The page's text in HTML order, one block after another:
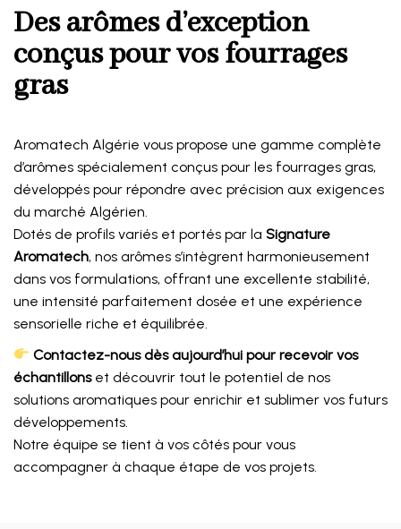
Des arômes d’exception
conçus pour vos fourrages
gras
Aromatech Algérie vous propose une gamme complète
d’arômes spécialement conçus pour les fourrages gras,
développés pour répondre avec précision aux exigences
du marché Algérien.
Dotés de profils variés et portés par la Signature
Aromatech, nos arômes s’intègrent harmonieusement
dans vos formulations, offrant une excellente stabilité,
une intensité parfaitement dosée et une expérience
sensorielle riche et équilibrée.
Contactez-nous dès aujourd’hui pour recevoir vos
échantillonset découvrir tout le potentiel de nos
solutions aromatiques pour enrichir et sublimer vos futurs
développements.
Notre équipe se tient à vos côtés pour vous
accompagner à chaque étape de vos projets.